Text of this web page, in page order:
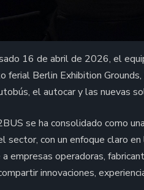
16 de abril de 2026, el
ferial Berlin Exhibition
el autocar y las nuevas
se ha consolidado como
sector, con un enfoque claro
a empresas operadoras,
innovaciones,